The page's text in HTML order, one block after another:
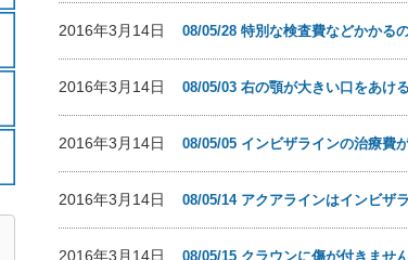
2016年3月14日 08/05/28 特別な検査費などかかる
2016年3月14日 08/05/03 右の顎が大きい口をあけ
2016年3月14日 08/05/05 インビザラインの治療費
2016年3月14日 08/05/14 アクアラインはインビザ
2016年3月14日 08/05/15 クラウンに傷が付きませ